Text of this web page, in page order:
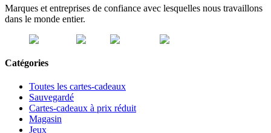
Marques et entreprises de confiance avec lesquelles nous travaillons
dans le monde entier.
Catégories
Toutes les cartes-cadeaux
Sauvegardé
Cartes-cadeaux à prix réduit
Magasin
Jeux